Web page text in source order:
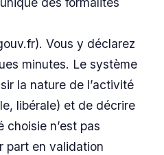
Vous y déclarez
minutes. Le système
la nature de l’activité
libérale) et de décrire
choisie n’est pas
part en validation